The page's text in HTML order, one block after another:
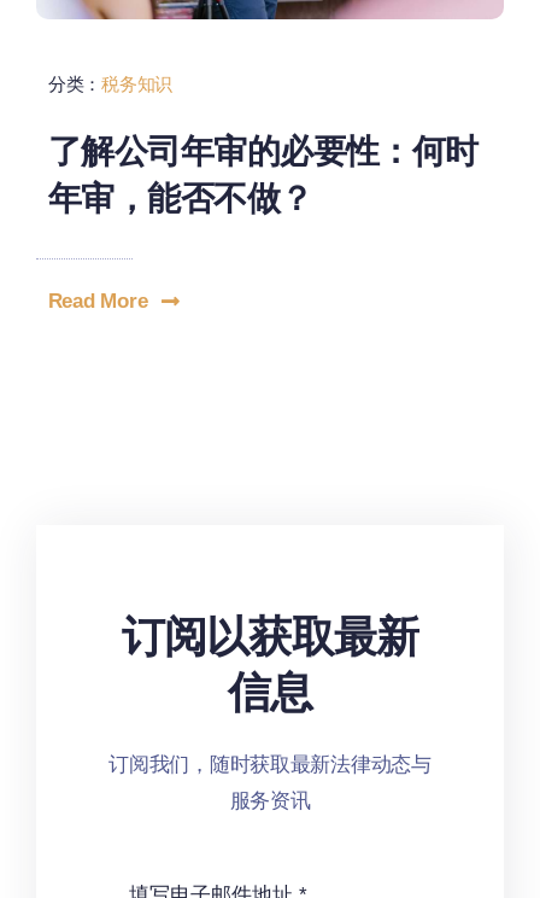
分类：税务知识
了解公司年审的必要性：何时
年审，能否不做？
Read More
订阅以获取最新
信息
订阅我们，随时获取最新法律动态与
服务资讯